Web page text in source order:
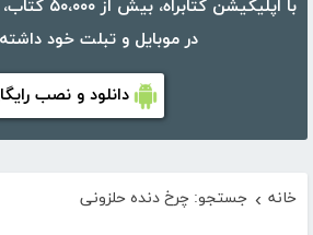
با اپلیکیشن
در موبایل و تبلت خود
دانلود و نصب
خانه › جستجو: چرخ دنده حلزونی